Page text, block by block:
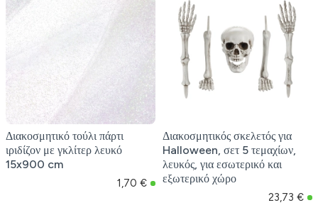
Διακοσμητικό τούλι πάρτι
ιριδίζον με γκλίτερ λευκό
15x900 cm
1,70 €
Διακοσμητικός σκελετός για
Halloween, σετ 5 τεμαχίων,
λευκός, για εσωτερικό και
εξωτερικό χώρο
23,73 €